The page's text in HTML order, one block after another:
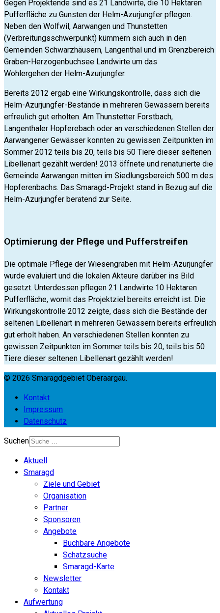
Gegen Projektende sind es 21 Landwirte, die 10 Hektaren
Pufferfläche zu Gunsten der Helm-Azurjungfer pflegen.
Neben den Wolfwil, Aarwangen und Thunstetten
(Verbreitungsschwerpunkt) kümmern sich auch in den
Gemeinden Schwarzhäusern, Langenthal und im Grenzbereich
Graben-Herzogenbuchsee Landwirte um das
Wohlergehen der Helm-Azurjungfer.
Bereits 2012 ergab eine Wirkungskontrolle, dass sich die
Helm-Azurjungfer-Bestände in mehreren Gewässern bereits
erfreulich gut erholten. Am Thunstetter Forstbach,
Langenthaler Hopferebach oder an verschiedenen Stellen der
Aarwangener Gewässer konnten zu gewissen Zeitpunkten im
Sommer 2012 teils bis 20, teils bis 50 Tiere dieser seltenen
Libellenart gezählt werden! 2013 öffnete und renaturierte die
Gemeinde Aarwangen mitten im Siedlungsbereich 500 m des
Hopferenbachs. Das Smaragd-Projekt stand in Bezug auf die
Helm-Azurjungfer beratend zur Seite.
Optimierung der Pflege und Pufferstreifen
Die optimale Pflege der Wiesengräben mit Helm-Azurjungfer
wurde evaluiert und die lokalen Akteure darüber ins Bild
gesetzt. Unterdessen pflegen 21 Landwirte 10 Hektaren
Pufferfläche, womit das Projektziel bereits erreicht ist. Die
Wirkungskontrolle 2012 zeigte, dass sich die Bestände der
seltenen Libellenart in mehreren Gewässern bereits erfreulich
gut erholt haben. An verschiedenen Stellen konnten zu
gewissen Zeitpunkten im Sommer teils bis 20, teils bis 50
Tiere dieser seltenen Libellenart gezählt werden!
© 2026 Smaragdgebiet Oberaargau.
Kontakt
Impressum
Datenschutz
Suchen
Aktuell
Smaragd
Ziele und Gebiet
Organisation
Partner
Sponsoren
Angebote
Buchbare Angebote
Schatzsuche
Smaragd-Karte
Newsletter
Kontakt
Aufwertung